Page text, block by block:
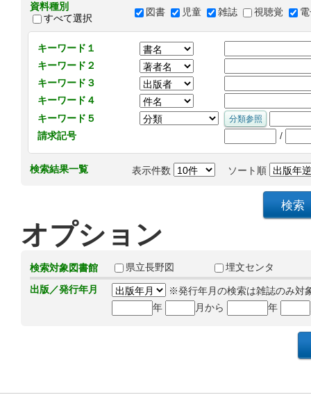
資料種別
すべて選択
図書 児童 雑誌 視聴覚
キーワード１
キーワード２
キーワード３
キーワード４
キーワード５
請求記号
/
検索結果一覧 表示件数 ソート順
オプション
検索対象図書館 県立長野図
埋文センタ
出版／発行年月
※発行年月の検索は雑誌のみ対
年
月から 年